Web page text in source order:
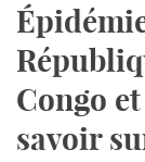
Congo
savoir